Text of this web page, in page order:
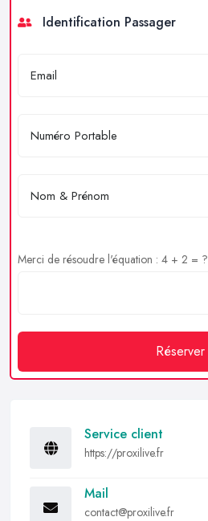
Identification Passager
Merci de résoudre l'équation : 4 + 2 = ?
Réserver
Service client
https://proxilive.fr
Mail
contact@proxilive.fr